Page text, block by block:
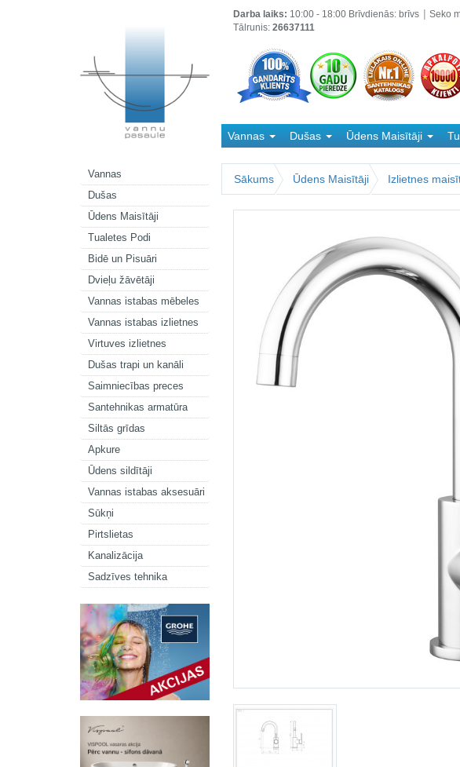
Vannas
Dušas
Ūdens Maisītāji
Tualetes Podi
Bidē un Pisuāri
Dvieļu žāvētāji
Vannas istabas mēbeles
Vannas istabas izlietnes
Virtuves izlietnes
Dušas trapi un kanāli
Saimniecības preces
Santehnikas armatūra
Siltās grīdas
Apkure
Ūdens sildītāji
Vannas istabas aksesuāri
Sūkņi
Pirtslietas
Kanalizācija
Sadzīves tehnika
Darba laiks: 10:00 - 18:00 Brīvdienās: brīvs
Tālrunis: 26637111
Seko
Vannas Dušas Ūdens Maisītāji
Sākums
Ūdens Maisītāji Izlietnes